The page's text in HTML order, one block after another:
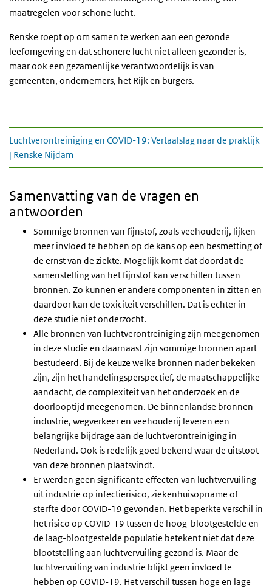
maatregelen voor schone lucht.
Renske roept op om samen te werken aan een gezonde
leefomgeving en dat schonere lucht niet alleen gezonder is,
maar ook een gezamenlijke verantwoordelijk is van
gemeenten, ondernemers, het Rijk en burgers.
Presentatie
Luchtverontreiniging en COVID-19: Vertaalslag naar de praktijk
| Renske Nijdam
Samenvatting van de vragen en
antwoorden
Sommige bronnen van fijnstof, zoals veehouderij, lijken
meer invloed te hebben op de kans op een besmetting of
de ernst van de ziekte. Mogelijk komt dat doordat de
samenstelling van het fijnstof kan verschillen tussen
bronnen. Zo kunnen er andere componenten in zitten en
daardoor kan de toxiciteit verschillen. Dat is echter in
deze studie niet onderzocht.
Alle bronnen van luchtverontreiniging zijn meegenomen
in deze studie en daarnaast zijn sommige bronnen apart
bestudeerd. Bij de keuze welke bronnen nader bekeken
zijn, zijn het handelingsperspectief, de maatschappelijke
aandacht, de complexiteit van het onderzoek en de
doorlooptijd meegenomen. De binnenlandse bronnen
industrie, wegverkeer en veehouderij leveren een
belangrijke bijdrage aan de luchtverontreiniging in
Nederland. Ook is redelijk goed bekend waar de uitstoot
van deze bronnen plaatsvindt.
Er werden geen significante effecten van luchtvervuiling
uit industrie op infectierisico, ziekenhuisopname of
sterfte door COVID-19 gevonden. Het beperkte verschil in
het risico op COVID-19 tussen de hoog-blootgestelde en
de laag-blootgestelde populatie betekent niet dat deze
blootstelling aan luchtvervuiling gezond is. Maar de
luchtvervuiling van industrie blijkt geen invloed te
hebben op COVID-19. Het verschil tussen hoge en lage